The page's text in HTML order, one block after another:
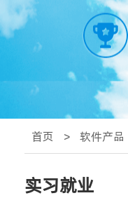
首页 > 软件产品
实习就业